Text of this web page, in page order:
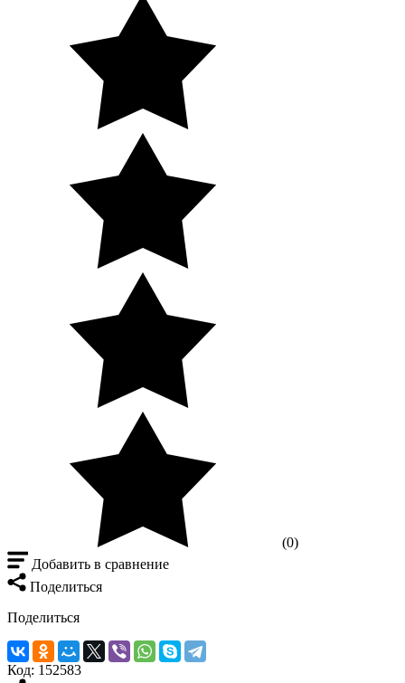
(0)
Добавить в сравнение
Поделиться
Поделиться
Код: 152583